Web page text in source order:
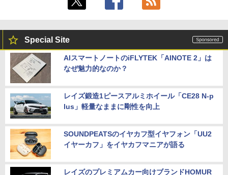
Special Site
AIスマートノートのiFLYTEK「AINOTE 2」は
なぜ魅力的なのか？
レイズ鍛造1ピースアルミホイール「CE28 N-p
lus」軽量なままに剛性を向上
SOUNDPEATSのイヤカフ型イヤフォン「UU2
イヤーカフ」をイヤカフマニアが語る
レイズのプレミアムカー向けブランドHOMUR